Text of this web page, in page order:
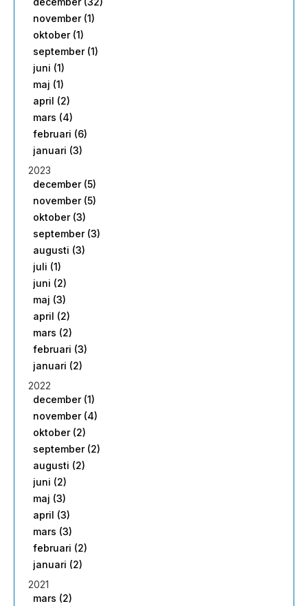
november (1)
oktober (1)
september (1)
juni (1)
maj (1)
april (2)
mars (4)
februari (6)
januari (3)
2023
december (5)
november (5)
oktober (3)
september (3)
augusti (3)
juli (1)
juni (2)
maj (3)
april (2)
mars (2)
februari (3)
januari (2)
2022
december (1)
november (4)
oktober (2)
september (2)
augusti (2)
juni (2)
maj (3)
april (3)
mars (3)
februari (2)
januari (2)
2021
mars (2)